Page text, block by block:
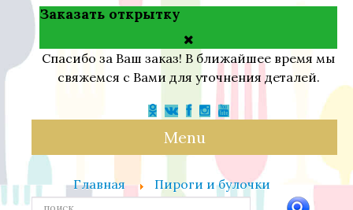
Заказать открытку
Спасибо за Ваш заказ! В ближайшее время мы
свяжемся с Вами для уточнения деталей.
Menu
ГлавнаяГлавная Пироги и булочки